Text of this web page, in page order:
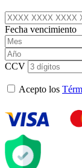
Fecha vencimiento
CCV
Acepto los